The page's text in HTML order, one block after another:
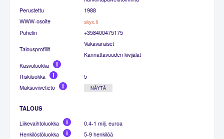
Perustettu
1988
WWW-osoite
skyx.fi
Puhelin
+358400475175
Talousprofiilit
Vakavaraiset
Kannattavuuden kivijalat
Kasvuluokka
Riskiluokka
5
Maksuviivetieto
NÄYTÄ
TALOUS
Liikevaihtoluokka
0.4-1 milj. euroa
Henkilöstöluokka
5-9 henkilöä